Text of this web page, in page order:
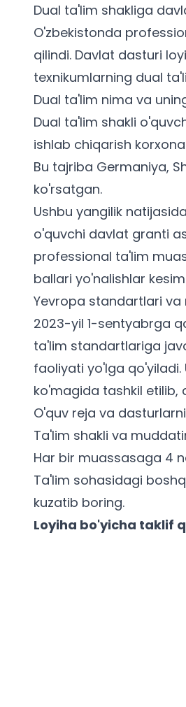
Dual ta'lim shakliga
O'zbekistonda
qilindi. Davlat dasturi
texnikumlarning dual
Dual ta'lim nima va
Dual ta'lim shakli
ishlab chiqarish
Bu tajriba Germaniya,
ko'rsatgan.
Ushbu yangilik
o'quvchi davlat granti
professional ta'lim
ballari yo'nalishlar
Yevropa standartlari
2023-yil 1-sentyabrga
ta'lim standartlariga
faoliyati yo'lga qo'yiladi.
ko'magida tashkil
O'quv reja va
Ta'lim shakli va
Har bir muassasaga 4
Ta'lim sohasidagi
kuzatib boring.
Loyiha bo'yicha taklif